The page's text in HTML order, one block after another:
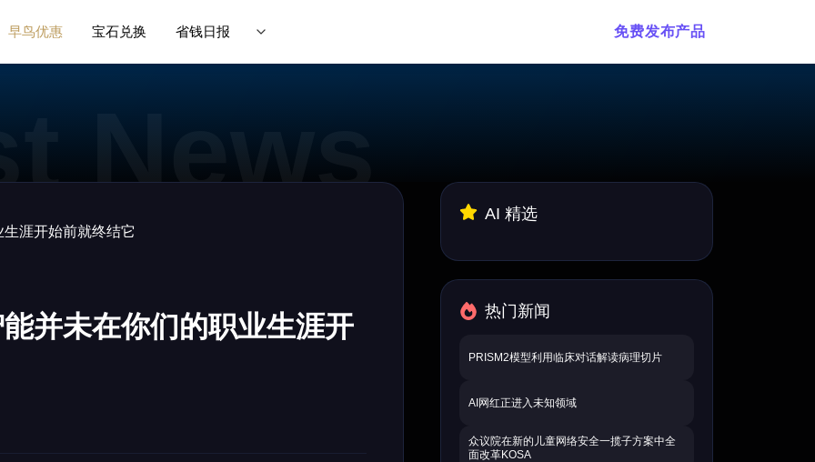
早鸟优惠 宝石兑换 省钱日报 免费发布产品
并未在你们的职业生涯开
AI 精选
热门新闻
PRISM2模型利用临床对话解读病理切片
AI网红正进入未知领域
众议院在新的儿童网络安全一揽子方案中全
面改革KOSA